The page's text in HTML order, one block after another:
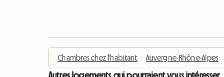
Chambres chez l'habitant › Auvergne-Rhône-Alpes ›